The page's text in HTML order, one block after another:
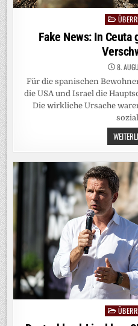
Posted
in
Fake News: In Ceuta
8.
Für die spanischen
die USA und Israel die
Die wirkliche Ursache
Posted
in